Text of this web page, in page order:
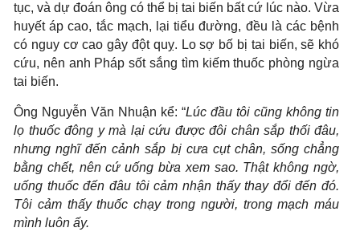
tục, và dự đoán ông có thể bị tai biến bất cứ lúc nào. Vừa
huyết áp cao, tắc mạch, lại tiểu đường, đều là các bệnh
có nguy cơ cao gây đột quỵ. Lo sợ bố bị tai biến, sẽ khó
cứu, nên anh Pháp sốt sắng tìm kiếm thuốc phòng ngừa
tai biến.
Ông Nguyễn Văn Nhuận kể: “Lúc đầu tôi cũng không tin
lọ thuốc đông y mà lại cứu được đôi chân sắp thối đâu,
nhưng nghĩ đến cảnh sắp bị cưa cụt chân, sống chẳng
bằng chết, nên cứ uống bừa xem sao. Thật không ngờ,
uống thuốc đến đâu tôi cảm nhận thấy thay đổi đến đó.
Tôi cảm thấy thuốc chạy trong người, trong mạch máu
mình luôn ấy.